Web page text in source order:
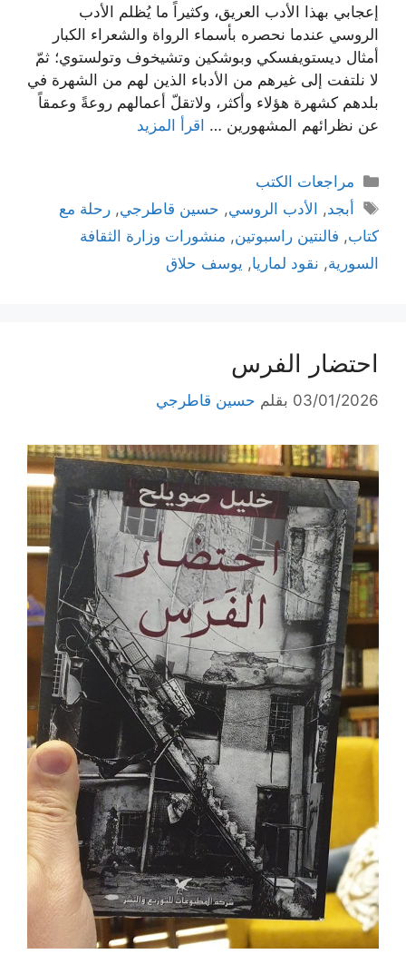
إعجابي بهذا الأدب العريق، وكثيراً ما يُظلم الأدب
الروسي عندما نحصره بأسماء الرواة والشعراء الكبار
أمثال ديستويفسكي وبوشكين وتشيخوف وتولستوي؛ ثمّ
لا نلتفت إلى غيرهم من الأدباء الذين لهم من الشهرة في
بلدهم كشهرة هؤلاء وأكثر، ولاتقلّ أعمالهم روعةً وعمقاً
عن نظرائهم المشهورين … اقرأ المزيد
التصنيفات
مراجعات الكتب
الوسوم
أبجد, الأدب الروسي, حسين قاطرجي,رحلة مع
كتاب, فالنتين راسبوتين, منشورات وزارة الثقافة
السورية, نقود لماريا, يوسف حلاق
احتضار الفرس
03/01/2026 بقلم حسين قاطرجي